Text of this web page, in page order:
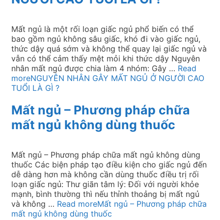
Mất ngủ là một rối loạn giấc ngủ phổ biến có thể
bao gồm ngủ không sâu giấc, khó đi vào giấc ngủ,
thức dậy quá sớm và không thể quay lại giấc ngủ và
vẫn có thể cảm thấy mệt mỏi khi thức dậy Nguyên
nhân mất ngủ được chia làm 4 nhóm: Gây … Read
moreNGUYÊN NHÂN GÂY MẤT NGỦ Ở NGƯỜI CAO
TUỔI LÀ GÌ ?
Mất ngủ – Phương pháp chữa
mất ngủ không dùng thuốc
Mất ngủ – Phương pháp chữa mất ngủ không dùng
thuốc Các biện pháp tạo điều kiện cho giấc ngủ đến
dễ dàng hơn mà không cần dùng thuốc điều trị rối
loạn giấc ngủ: Thư giãn tâm lý: Đối với người khỏe
mạnh, bình thường thì nếu thỉnh thoảng bị mất ngủ
và không … Read moreMất ngủ – Phương pháp chữa
mất ngủ không dùng thuốc